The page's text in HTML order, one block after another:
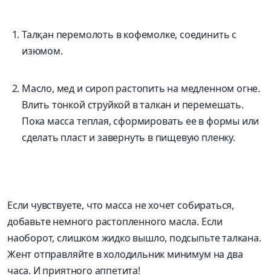
Талқан перемолоть в кофемолке, соединить с
изюмом.
Масло, мед и сироп растопить на медленном огне.
Влить тонкой струйкой в талкан и перемешать.
Пока масса теплая, сформировать ее в формы или
сделать пласт и завернуть в пищевую пленку.
Если чувствуете, что масса не хочет собираться,
добавьте немного растопленного масла. Если
наоборот, слишком жидко вышло, подсыпьте талкана.
Жент отправляйте в холодильник минимум на два
часа. И приятного аппетита!